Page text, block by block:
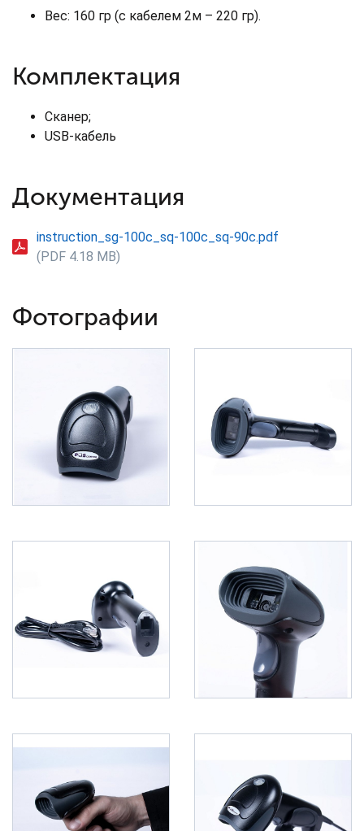
Вес: 160 гр (с кабелем 2м – 220 гр).
Комплектация
Сканер;
USB-кабель
Документация
instruction_sg-100c_sq-100c_sq-90c.pdf
(PDF 4.18 MB)
Фотографии